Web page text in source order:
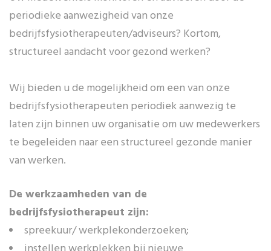
periodieke aanwezigheid van onze
bedrijfsfysiotherapeuten/adviseurs? Kortom,
structureel aandacht voor gezond werken?
Wij bieden u de mogelijkheid om een van onze
bedrijfsfysiotherapeuten periodiek aanwezig te
laten zijn binnen uw organisatie om uw medewerkers
te begeleiden naar een structureel gezonde manier
van werken.
De werkzaamheden van de
bedrijfsfysiotherapeut zijn:
spreekuur/ werkplekonderzoeken;